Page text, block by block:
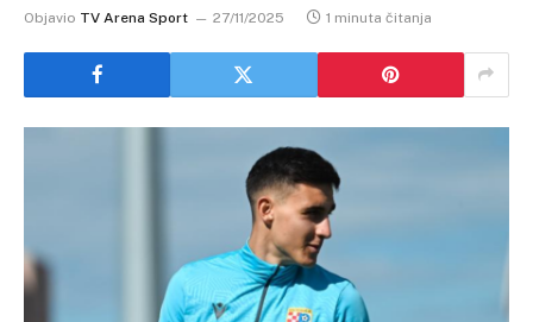
Objavio TV Arena Sport 27/11/2025 1 minuta čitanja